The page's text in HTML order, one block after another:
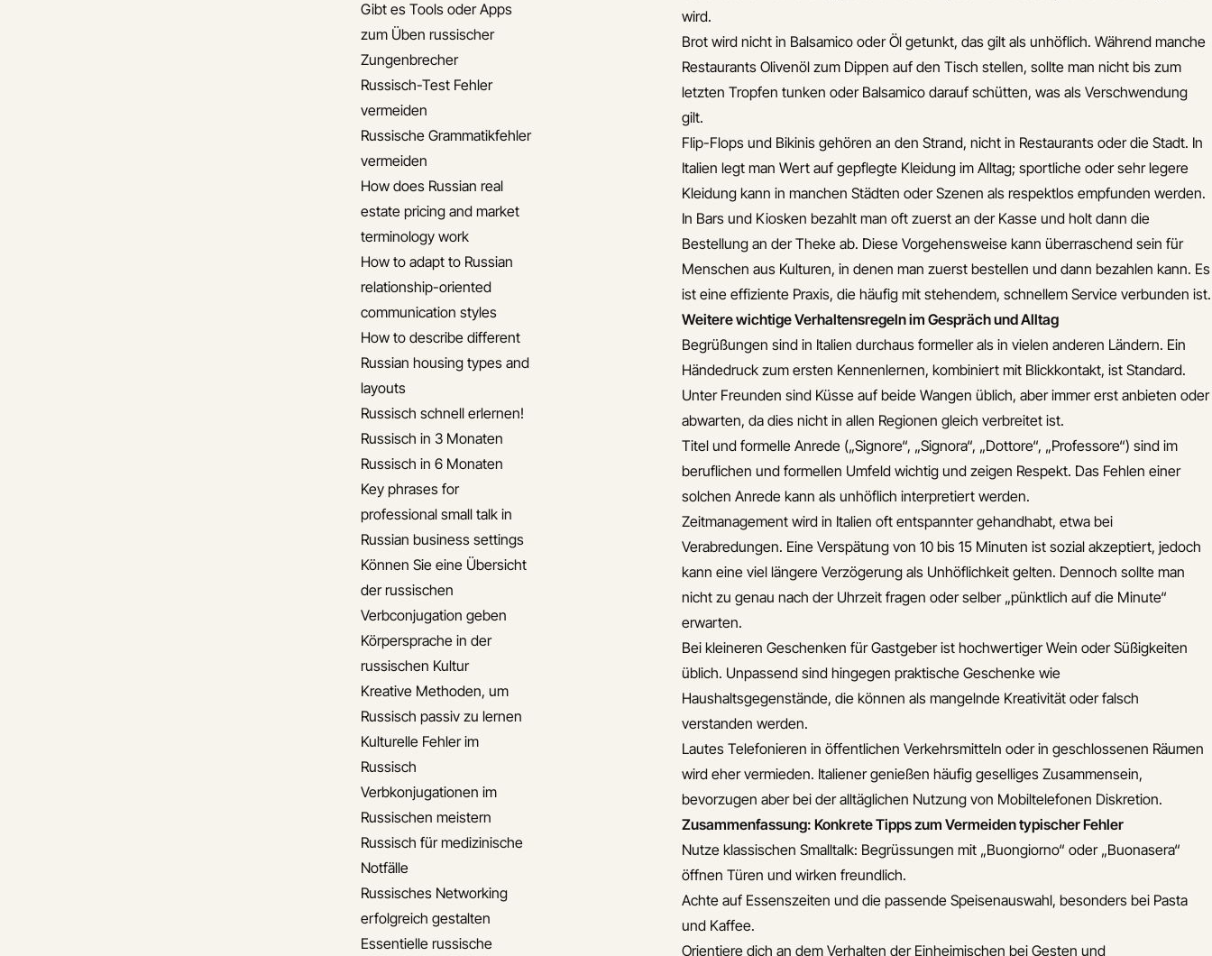
Gibt es Tools oder Apps
zum Üben russischer
Zungenbrecher
Russisch-Test Fehler
vermeiden
Russische Grammatikfehler
vermeiden
How does Russian real
estate pricing and market
terminology work
How to adapt to Russian
relationship-oriented
communication styles
How to describe different
Russian housing types and
layouts
Russisch schnell erlernen!
Russisch in 3 Monaten
Russisch in 6 Monaten
Key phrases for
professional small talk in
Russian business settings
Können Sie eine Übersicht
der russischen
Verbconjugation geben
Körpersprache in der
russischen Kultur
Kreative Methoden, um
Russisch passiv zu lernen
Kulturelle Fehler im
Russisch
Verbkonjugationen im
Russischen meistern
Russisch für medizinische
Notfälle
Russisches Networking
erfolgreich gestalten
Essentielle russische
wird.
Brot wird nicht in Balsamico oder Öl getunkt, das gilt als unhöflich. Während manche
Restaurants Olivenöl zum Dippen auf den Tisch stellen, sollte man nicht bis zum
letzten Tropfen tunken oder Balsamico darauf schütten, was als Verschwendung
gilt.
Flip-Flops und Bikinis gehören an den Strand, nicht in Restaurants oder die Stadt. In
Italien legt man Wert auf gepflegte Kleidung im Alltag; sportliche oder sehr legere
Kleidung kann in manchen Städten oder Szenen als respektlos empfunden werden.
In Bars und Kiosken bezahlt man oft zuerst an der Kasse und holt dann die
Bestellung an der Theke ab. Diese Vorgehensweise kann überraschend sein für
Menschen aus Kulturen, in denen man zuerst bestellen und dann bezahlen kann. Es
ist eine effiziente Praxis, die häufig mit stehendem, schnellem Service verbunden ist.
Weitere wichtige Verhaltensregeln im Gespräch und Alltag
Begrüßungen sind in Italien durchaus formeller als in vielen anderen Ländern. Ein
Händedruck zum ersten Kennenlernen, kombiniert mit Blickkontakt, ist Standard.
Unter Freunden sind Küsse auf beide Wangen üblich, aber immer erst anbieten oder
abwarten, da dies nicht in allen Regionen gleich verbreitet ist.
Titel und formelle Anrede („Signore“, „Signora“, „Dottore“, „Professore“) sind im
beruflichen und formellen Umfeld wichtig und zeigen Respekt. Das Fehlen einer
solchen Anrede kann als unhöflich interpretiert werden.
Zeitmanagement wird in Italien oft entspannter gehandhabt, etwa bei
Verabredungen. Eine Verspätung von 10 bis 15 Minuten ist sozial akzeptiert, jedoch
kann eine viel längere Verzögerung als Unhöflichkeit gelten. Dennoch sollte man
nicht zu genau nach der Uhrzeit fragen oder selber „pünktlich auf die Minute“
erwarten.
Bei kleineren Geschenken für Gastgeber ist hochwertiger Wein oder Süßigkeiten
üblich. Unpassend sind hingegen praktische Geschenke wie
Haushaltsgegenstände, die können als mangelnde Kreativität oder falsch
verstanden werden.
Lautes Telefonieren in öffentlichen Verkehrsmitteln oder in geschlossenen Räumen
wird eher vermieden. Italiener genießen häufig geselliges Zusammensein,
bevorzugen aber bei der alltäglichen Nutzung von Mobiltelefonen Diskretion.
Zusammenfassung: Konkrete Tipps zum Vermeiden typischer Fehler
Nutze klassischen Smalltalk: Begrüssungen mit „Buongiorno“ oder „Buonasera“
öffnen Türen und wirken freundlich.
Achte auf Essenszeiten und die passende Speisenauswahl, besonders bei Pasta
und Kaffee.
Orientiere dich an dem Verhalten der Einheimischen bei Gesten und